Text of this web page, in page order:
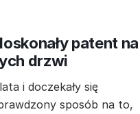
patent na
drzwi
i doczekały się
sposób na to,